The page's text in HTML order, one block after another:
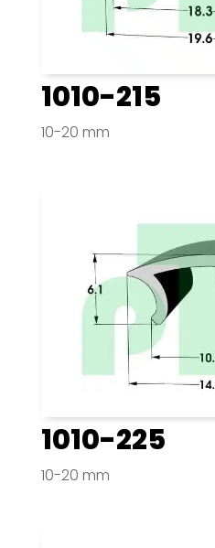
1010-215
10-20 mm
1010-225
10-20 mm